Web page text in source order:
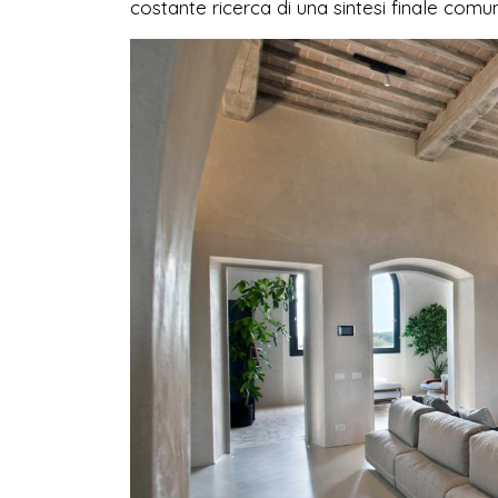
costante ricerca di una sintesi finale